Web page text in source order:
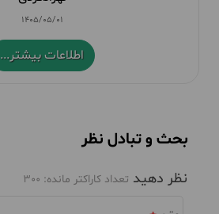
1405/05/01
اطلاعات بیشتر...
بحث و تبادل نظر
نظر دهید تعداد کاراکتر مانده: 300